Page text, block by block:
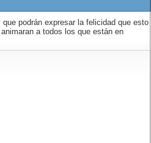
que podrán expresar la felicidad que esto
a todos los que están en